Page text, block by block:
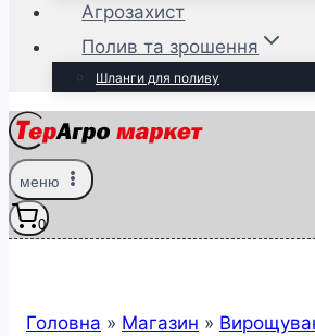
Агрозахист
Полив та зрошення
Шланги для поливу
меню
0
Головна » Магазин »